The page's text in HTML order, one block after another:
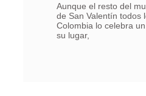
Aunque el resto del
de San Valentín todos
Colombia lo celebra
su lugar,